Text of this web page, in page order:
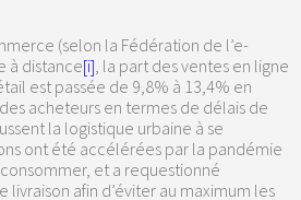
(selon la Fédération de l’e-
à distance[i], la part des ventes en ligne
est passée de 9,8% à 13,4% en
acheteurs en termes de délais de
la logistique urbaine à se
ont été accélérées par la pandémie
et a requestionné
afin d’éviter au maximum les